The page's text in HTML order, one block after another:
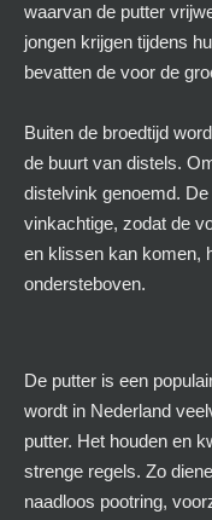
waarvan de putter
jongen krijgen tijdens
bevatten de voor de
Buiten de broedtijd
de buurt van distels.
distelvink genoemd.
vinkachtige, zodat de
en klissen kan komen,
ondersteboven.
De putter is een
wordt in Nederland
putter. Het houden en
strenge regels. Zo
naadloos pootring,